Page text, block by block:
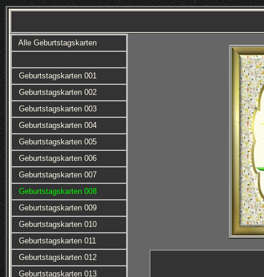
Alle Geburtstagskarten
Geburtstagskarten 001
Geburtstagskarten 002
Geburtstagskarten 003
Geburtstagskarten 004
Geburtstagskarten 005
Geburtstagskarten 006
Geburtstagskarten 007
Geburtstagskarten 008
Geburtstagskarten 009
Geburtstagskarten 010
Geburtstagskarten 011
Geburtstagskarten 012
Geburtstagskarten 013